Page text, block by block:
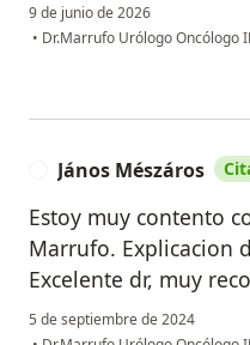
9 de junio de 2026
• Dr.Marrufo Urólogo Oncólogo
János Mészáros
Estoy muy contento
Marrufo. Explicacion
Excelente dr, muy
5 de septiembre de 2024